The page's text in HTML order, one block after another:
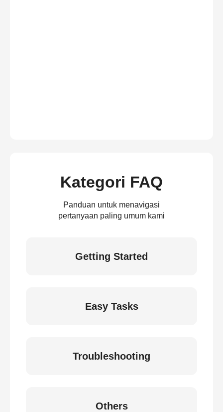
Kategori FAQ
Panduan untuk menavigasi
pertanyaan paling umum kami
Getting Started
Easy Tasks
Troubleshooting
Others